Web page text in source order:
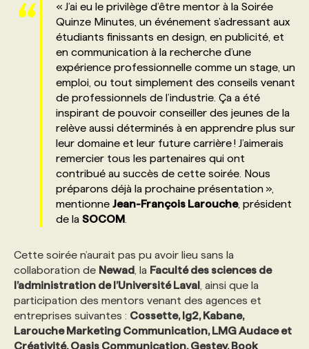
« J’ai eu le privilège d’être mentor à la Soirée
Quinze Minutes, un événement s’adressant aux
étudiants finissants en design, en publicité, et
en communication à la recherche d’une
expérience professionnelle comme un stage, un
emploi, ou tout simplement des conseils venant
de professionnels de l’industrie. Ça a été
inspirant de pouvoir conseiller des jeunes de la
relève aussi déterminés à en apprendre plus sur
leur domaine et leur future carrière ! J’aimerais
remercier tous les partenaires qui ont
contribué au succès de cette soirée. Nous
préparons déjà la prochaine présentation »,
mentionne Jean-François Larouche, président
de la SOCOM
Cette soirée n’aurait pas pu avoir lieu sans la
collaboration de Newad , la Faculté des sciences de
l’administration de l’Université Laval , ainsi que la
participation des mentors venant des agences et
entreprises suivantes : Cossette, lg2, Kabane,
Larouche Marketing Communication, LMG Audace et
Créativité, Oasis Communication, Gestev, Book